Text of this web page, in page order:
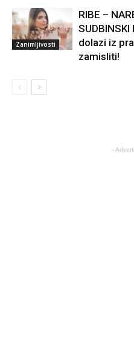
Zanimljivosti
RIBE –
SUDBINSKI
dolazi iz
zamisliti!
-